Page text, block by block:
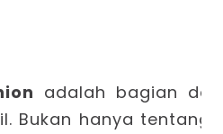
adalah bagian
Bukan hanya